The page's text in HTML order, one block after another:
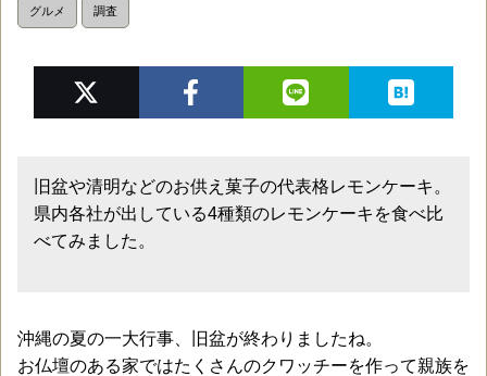
グルメ 調査
旧盆や清明などのお供え菓子の代表格レモンケーキ。
県内各社が出している4種類のレモンケーキを食べ比
べてみました。
沖縄の夏の一大行事、旧盆が終わりましたね。
お仏壇のある家ではたくさんのクワッチーを作って親族を